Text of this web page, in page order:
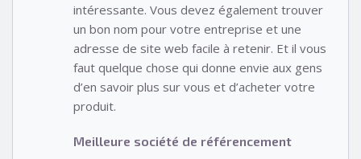
intéressante. Vous devez également trouver
un bon nom pour votre entreprise et une
adresse de site web facile à retenir. Et il vous
faut quelque chose qui donne envie aux gens
d’en savoir plus sur vous et d’acheter votre
produit.
Meilleure société de référencement